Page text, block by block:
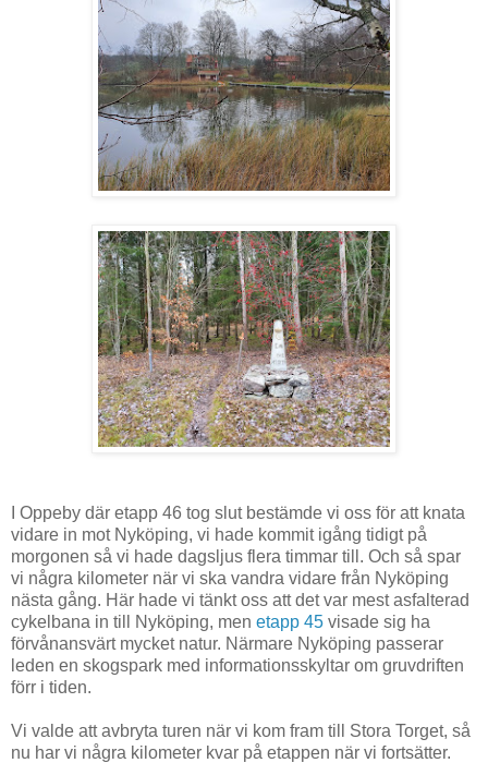
I Oppeby där etapp 46 tog slut bestämde vi oss för att knata
vidare in mot Nyköping, vi hade kommit igång tidigt på
morgonen så vi hade dagsljus flera timmar till. Och så spar
vi några kilometer när vi ska vandra vidare från Nyköping
nästa gång. Här hade vi tänkt oss att det var mest asfalterad
cykelbana in till Nyköping, men etapp 45 visade sig ha
förvånansvärt mycket natur. Närmare Nyköping passerar
leden en skogspark med informationsskyltar om gruvdriften
förr i tiden.
Vi valde att avbryta turen när vi kom fram till Stora Torget, så
nu har vi några kilometer kvar på etappen när vi fortsätter.